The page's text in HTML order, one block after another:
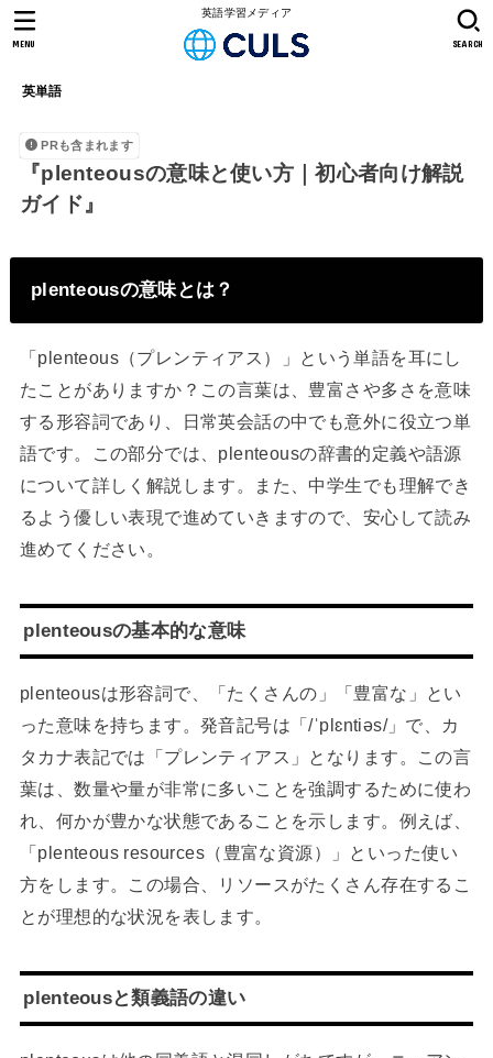
英語学習メディア
英単語
SEARCH
MENU
PRも含まれます
『plenteousの意味と使い方｜初心者向け解説
ガイド』
plenteousの意味とは？
「plenteous（プレンティアス）」という単語を耳にし
たことがありますか？この言葉は、豊富さや多さを意味
する形容詞であり、日常英会話の中でも意外に役立つ単
語です。この部分では、plenteousの辞書的定義や語源
について詳しく解説します。また、中学生でも理解でき
るよう優しい表現で進めていきますので、安心して読み
進めてください。
plenteousの基本的な意味
plenteousは形容詞で、「たくさんの」「豊富な」とい
った意味を持ちます。発音記号は「/ˈplɛntiəs/」で、カ
タカナ表記では「プレンティアス」となります。この言
葉は、数量や量が非常に多いことを強調するために使わ
れ、何かが豊かな状態であることを示します。例えば、
「plenteous resources（豊富な資源）」といった使い
方をします。この場合、リソースがたくさん存在するこ
とが理想的な状況を表します。
plenteousと類義語の違い